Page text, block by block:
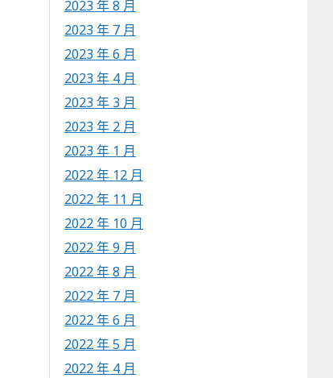
2023 年 8 月
2023 年 7 月
2023 年 6 月
2023 年 4 月
2023 年 3 月
2023 年 2 月
2023 年 1 月
2022 年 12 月
2022 年 11 月
2022 年 10 月
2022 年 9 月
2022 年 8 月
2022 年 7 月
2022 年 6 月
2022 年 5 月
2022 年 4 月